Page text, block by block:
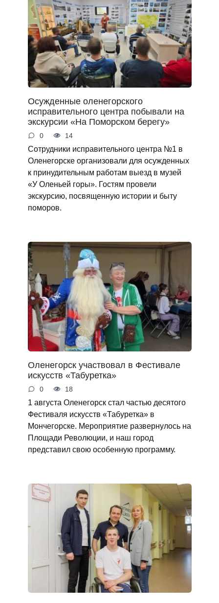
Осужденные оленегорского
исправительного центра побывали на
экскурсии «На Поморском берегу»
0 14
Сотрудники исправительного центра №1 в
Оленегорске организовали для осужденных
к принудительным работам выезд в музей
«У Оленьей горы». Гостям провели
экскурсию, посвященную истории и быту
поморов.
Оленегорск участвовал в Фестивале
искусств «Табуретка»
0 18
1 августа Оленегорск стал частью десятого
Фестиваля искусств «Табуретка» в
Мончегорске. Мероприятие развернулось на
Площади Революции, и наш город
представил свою особенную программу.